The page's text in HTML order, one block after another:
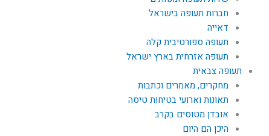
חברות תעופה בישראל
דאייה
תעופה ספורטיבית קלה
תעופה אזרחית בארץ ישראל
תעופה צבאית
מחקרים, מאמרים וכתבות
תאונות וארועי בטיחות טיסה
אובדן מטוסים בקרב
היכן הם היום